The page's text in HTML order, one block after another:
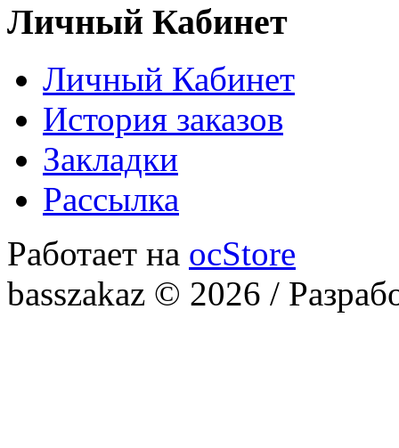
Личный Кабинет
Личный Кабинет
История заказов
Закладки
Рассылка
Работает на ocStore
basszakaz © 2026 /